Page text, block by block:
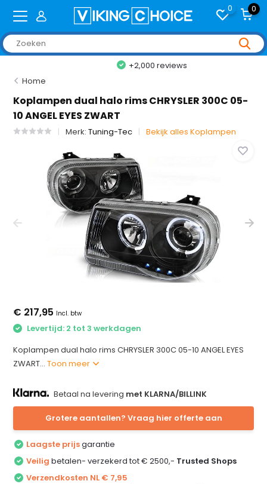
0 0
+2,000 reviews
Home
Koplampen dual halo rims CHRYSLER 300C 05-
10 ANGEL EYES ZWART
Merk:Tuning-Tec Bekijk alles Koplampen
€ 217,95 Incl. btw
Levertijd: 2 tot 3 werkdagen
Koplampen dual halo rims CHRYSLER 300C 05-10 ANGEL EYES
ZWART...Toon meer
Betaal na levering met KLARNA/BILLINK
Grotere aantallen? Vraag hier offerte aan
Laagste prijsgarantie
Veilig betalen- verzekerd tot € 2500,- Trusted Shops
Verzendkosten NL € 7,95